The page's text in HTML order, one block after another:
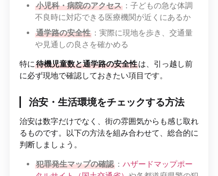
小児科・病院のアクセス ：子どもの急な体調
不良時に対応できる医療機関が近くにあるか
通学路の安全性 ：実際に現地を歩き、交通量
や見通しの良さを確かめる
特に 待機児童数と通学路の安全性は、引っ越し前
に必ず現地で確認しておきたい項目です。
治安・生活環境をチェックする方法
治安は数字だけでなく、街の雰囲気からも感じ取れ
るものです。以下の方法を組み合わせて、総合的に
判断しましょう。
犯罪発生マップの確認 ： ハザードマップポー